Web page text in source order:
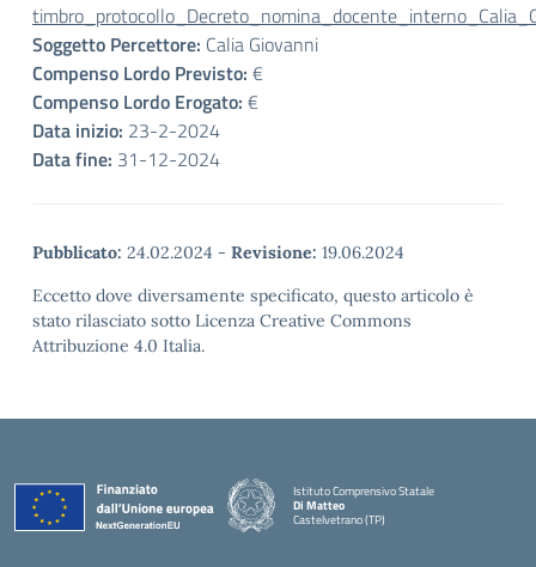
Soggetto Percettore: Calia Giovanni
Compenso Lordo Previsto: €
Compenso Lordo Erogato: €
Data inizio: 23-2-2024
Data fine: 31-12-2024
Pubblicato: 24.02.2024 - Revisione: 19.06.2024
Eccetto dove diversamente specificato, questo articolo è
stato rilasciato sotto Licenza Creative Commons
Attribuzione 4.0 Italia.
Istituto Comprensivo Statale
Di Matteo
Castelvetrano (TP)